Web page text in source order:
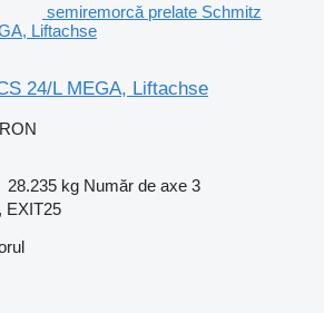
semiremorcă prelate Schmitz
Liftachse
24/L MEGA, Liftachse
28.235 kg Număr de axe 3
EXIT25